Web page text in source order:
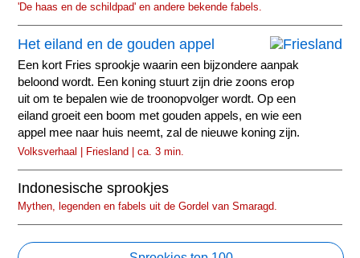
'De haas en de schildpad' en andere bekende fabels.
Het eiland en de gouden appel
Een kort Fries sprookje waarin een bijzondere aanpak
beloond wordt. Een koning stuurt zijn drie zoons erop
uit om te bepalen wie de troonopvolger wordt. Op een
eiland groeit een boom met gouden appels, en wie een
appel mee naar huis neemt, zal de nieuwe koning zijn.
Volksverhaal | Friesland | ca. 3 min.
Indonesische sprookjes
Mythen, legenden en fabels uit de Gordel van Smaragd.